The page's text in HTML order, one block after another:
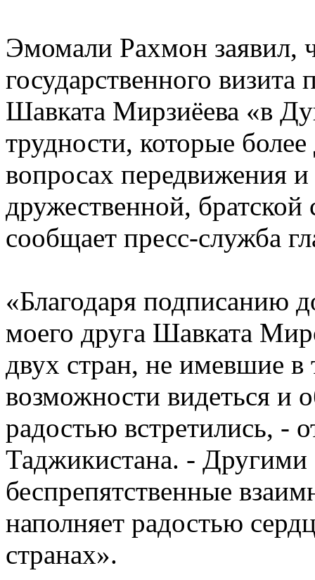
Эмомали Рахмон заявил,
государственного визита
Шавката Мирзиёева «в
трудности, которые
вопросах передвижения и
дружественной,
сообщает пресс-служба
«Благодаря подписанию
моего друга Шавката
двух стран, не имевшие в
возможности видеться и
радостью встретились, -
Таджикистана. - Другими
беспрепятственные
наполняет радостью
странах».